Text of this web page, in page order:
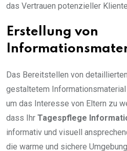
das Vertrauen potenzieller
Erstellung von
Das Bereitstellen von
gestaltetem
um das Interesse von Eltern zu
dass Ihr Tagespflege
informativ und visuell
die warme und sichere